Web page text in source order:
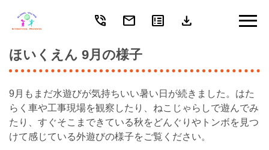
Skip
content
phone_in_talk mail breaking_news download
ほいくえん 9月の様子
9月もまだ水遊びが気持ちいい暑い日が続きました。はた
らく車や工事現場を観察したり、ねこじゃらしで遊んでみ
たり、すぐそこまできている秋をどんぐりやトンボを見つ
けて感じている外遊びの様子をご覧ください。